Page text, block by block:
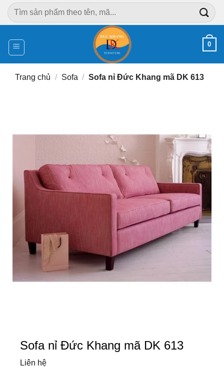
Chuyển
đến
dung
Tìm
kiếm:
0
Trang chủ / Sofa / Sofa nỉ Đức Khang mã DK 613
Sofa nỉ Đức Khang mã DK 613
Liên hệ